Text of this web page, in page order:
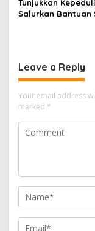
Tunjukkan
Salurkan Bantuan
Leave a Reply
Your email address
marked *